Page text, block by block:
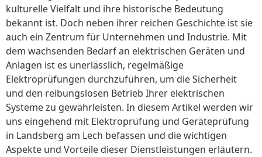
kulturelle Vielfalt und ihre historische Bedeutung
bekannt ist. Doch neben ihrer reichen Geschichte ist sie
auch ein Zentrum für Unternehmen und Industrie. Mit
dem wachsenden Bedarf an elektrischen Geräten und
Anlagen ist es unerlässlich, regelmäßige
Elektroprüfungen durchzuführen, um die Sicherheit
und den reibungslosen Betrieb Ihrer elektrischen
Systeme zu gewährleisten. In diesem Artikel werden wir
uns eingehend mit Elektroprüfung und Geräteprüfung
in Landsberg am Lech befassen und die wichtigen
Aspekte und Vorteile dieser Dienstleistungen erläutern.